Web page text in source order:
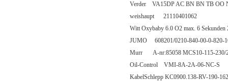
Verder VA15DP AC BN BN TB OO
weishaupt 21110401062
Witt Oxybaby 6.0 O2 max. 6 Sekunden
JUMO 608201/0210-840-00-0-820-
Murr A-nr:85058 MCS10-115-230/
Oil-Control VMI-8A-2A-06-NC-S
KabelSchlepp KC0900.138-RV-190-